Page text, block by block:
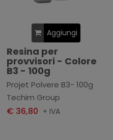
Aggiungi
Resina per
provvisori - Colore
B3 - 100g
Projet Polvere B3- 100g
Techim Group
€ 36,80 + IVA